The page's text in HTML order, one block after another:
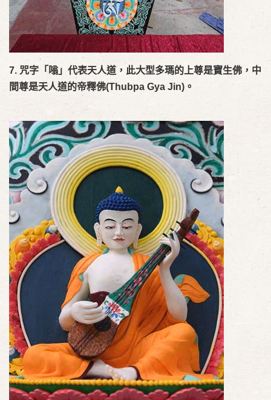
7. 咒字「嗡」代表天人道，此大型多瑪的上尊是寶生佛，中
間尊是天人道的帝釋佛(Thubpa Gya Jin) 。